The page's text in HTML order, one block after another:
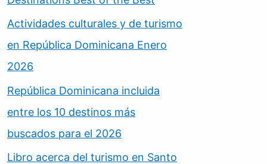
Actividades culturales y de turismo
en República Dominicana Enero
2026
República Dominicana incluida
entre los 10 destinos más
buscados para el 2026
Libro acerca del turismo en Santo